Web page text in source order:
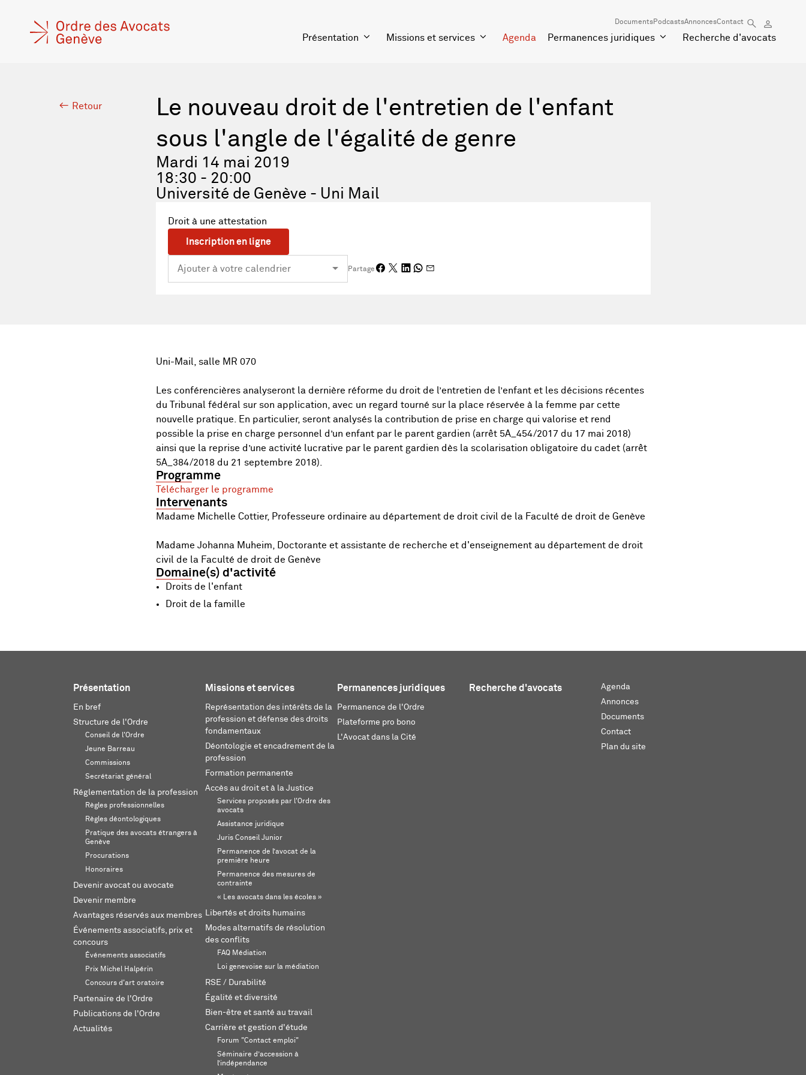
DocumentsPodcastsAnnoncesContact
Présentation Missions et services Agenda Permanences juridiques Recherche d'avocats
Retour
Le nouveau droit de l'entretien de l'enfant
sous l'angle de l'égalité de genre
Mardi 14 mai 2019
18:30 - 20:00
Université de Genève - Uni Mail
Droit à une attestation
Inscription en ligne
Partage
Uni-Mail, salle MR 070
Les conférencières analyseront la dernière réforme du droit de l’entretien de l’enfant et les décisions récentes
du Tribunal fédéral sur son application, avec un regard tourné sur la place réservée à la femme par cette
nouvelle pratique. En particulier, seront analysés la contribution de prise en charge qui valorise et rend
possible la prise en charge personnel d’un enfant par le parent gardien (arrêt 5A_454/2017 du 17 mai 2018)
ainsi que la reprise d’une activité lucrative par le parent gardien dès la scolarisation obligatoire du cadet (arrêt
5A_384/2018 du 21 septembre 2018).
Programme
Télécharger le programme
Intervenants
Madame Michelle Cottier, Professeure ordinaire au département de droit civil de la Faculté de droit de Genève
Madame Johanna Muheim, Doctorante et assistante de recherche et d'enseignement au département de droit
civil de la Faculté de droit de Genève
Domaine(s) d'activité
Droits de l'enfant
Droit de la famille
Présentation
En bref
Structure de l'Ordre
Conseil de l'Ordre
Jeune Barreau
Commissions
Secrétariat général
Réglementation de la profession
Règles professionnelles
Règles déontologiques
Pratique des avocats étrangers à
Genève
Procurations
Honoraires
Devenir avocat ou avocate
Devenir membre
Avantages réservés aux membres
Événements associatifs, prix et
concours
Événements associatifs
Prix Michel Halpérin
Concours d'art oratoire
Partenaire de l'Ordre
Publications de l'Ordre
Actualités
Missions et services
Représentation des intérêts de la
profession et défense des droits
fondamentaux
Déontologie et encadrement de la
profession
Formation permanente
Accès au droit et à la Justice
Services proposés par l'Ordre des
avocats
Assistance juridique
Juris Conseil Junior
Permanence de l’avocat de la
première heure
Permanence des mesures de
contrainte
« Les avocats dans les écoles »
Libertés et droits humains
Modes alternatifs de résolution
des conflits
FAQ Médiation
Loi genevoise sur la médiation
RSE / Durabilité
Égalité et diversité
Bien-être et santé au travail
Carrière et gestion d'étude
Forum "Contact emploi"
Séminaire d’accession à
l’indépendance
Permanences juridiques
Permanence de l'Ordre
Plateforme pro bono
L'Avocat dans la Cité
Recherche d'avocats
Agenda
Annonces
Documents
Contact
Plan du site